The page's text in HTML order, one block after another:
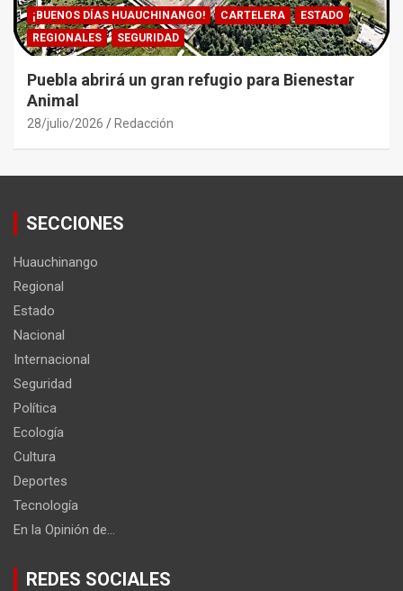
¡BUENOS DÍAS HUAUCHINANGO! CARTELERA
ESTADO
REGIONALES
SEGURIDAD
Puebla abrirá un gran refugio para Bienestar
Animal
28/julio/2026 Redacción
SECCIONES
Huauchinango
Regional
Estado
Nacional
Internacional
Seguridad
Política
Ecología
Cultura
Deportes
Tecnología
En la Opinión de…
REDES SOCIALES